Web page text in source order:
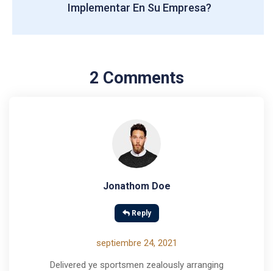
Implementar En Su Empresa?
2 Comments
Jonathom Doe
Reply
septiembre 24, 2021
Delivered ye sportsmen zealously arranging